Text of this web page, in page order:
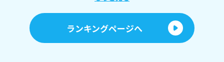
ランキングページへ